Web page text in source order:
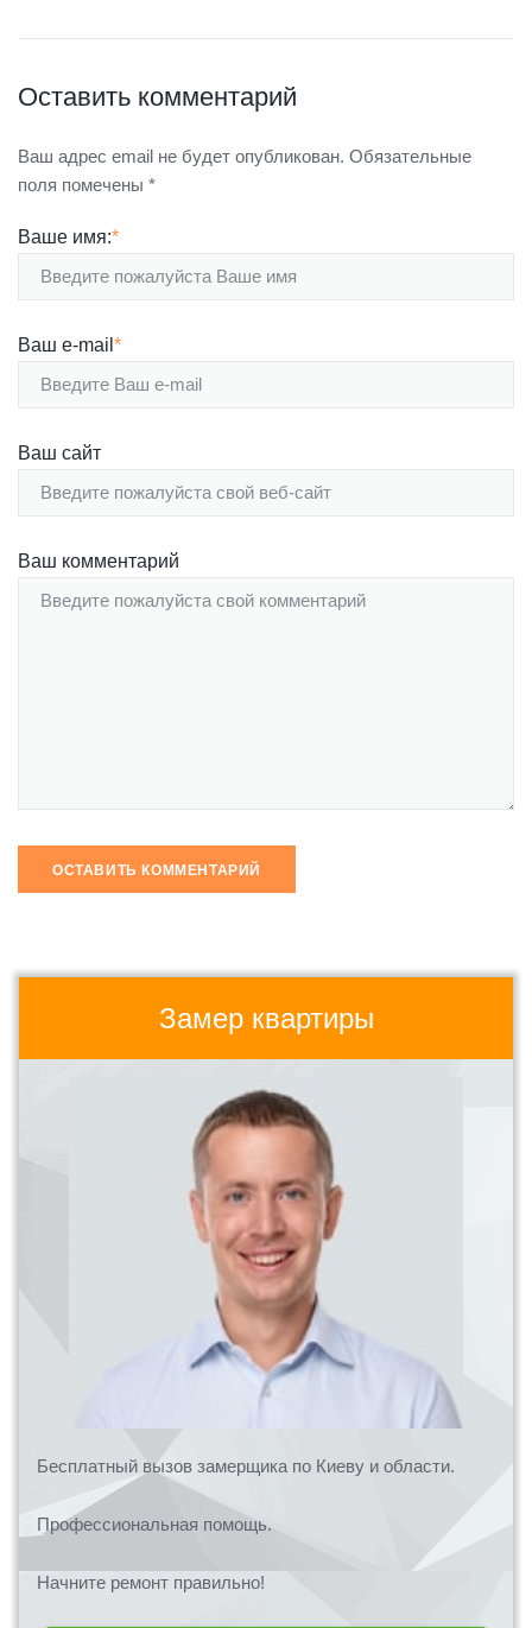
Оставить комментарий
Ваш адрес email не будет опубликован. Обязательные
поля помечены *
Ваше имя:*
Ваш e-mail *
Ваш сайт
Ваш комментарий
Замер квартиры
Бесплатный вызов замерщика по Киеву и области.
Профессиональная помощь.
Начните ремонт правильно!